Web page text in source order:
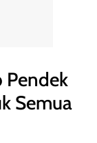
Pendek
Semua